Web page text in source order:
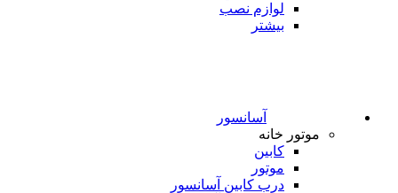
لوازم نصب
بیشتر
آسانسور
موتور خانه
کابین
موتور
درب کابین آسانسور